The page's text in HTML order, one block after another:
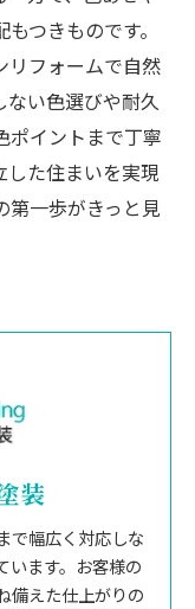
つきものです。
リフォームで自然
ない色選びや耐久
ポイントまで丁寧
した住まいを実現
第一歩がきっと見
装
で幅広く対応しな
います。お客様の
備えた仕上がりの